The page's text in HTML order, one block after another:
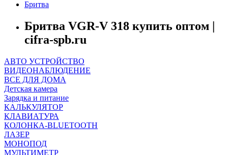
Бритва
Бритва VGR-V 318 купить оптом |
cifra-spb.ru
АВТО УСТРОЙСТВО
ВИДЕОНАБЛЮДЕНИЕ
ВСЕ ДЛЯ ДОМА
Детская камера
Зарядка и питание
КАЛЬКУЛЯТОР
КЛАВИАТУРА
КОЛОНКА-BLUETOOTH
ЛАЗЕР
МОНОПОД
МУЛЬТИМЕТР